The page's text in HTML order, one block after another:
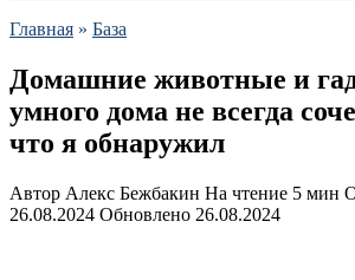
Главная » База
Домашние животные и
умного дома не всегда
что я обнаружил
Автор Алекс Бежбакин На чтение 5 мин
26.08.2024 Обновлено 26.08.2024